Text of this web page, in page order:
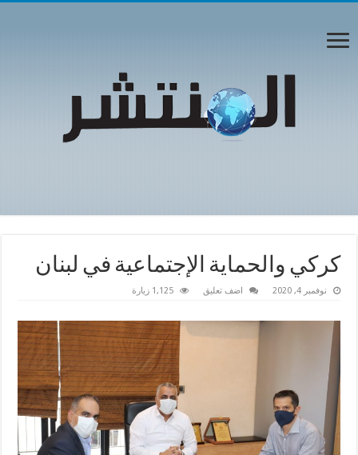
كركي والحماية الإجتماعية في لبنان
نوفمبر 4, 2020 اضف تعليق 1,125 زيارة